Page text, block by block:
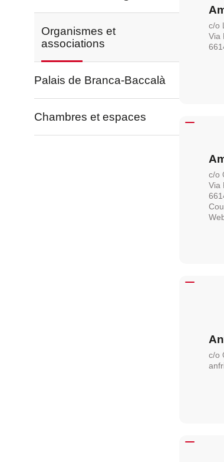
Réservation de chambres et
d'espaces
Réservation de chambres et
d'espaces
Réservation de chambres et
d'espaces
Organismes et
associations
Palais de Branca-Baccalà
Chambres et espaces
c/o
Via
c/o
Via
c/o